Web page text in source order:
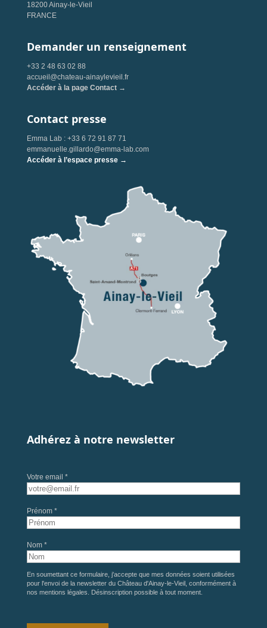
18200 Ainay-le-Vieil
FRANCE
Demander un renseignement
+33 2 48 63 02 88
accueil@chateau-ainaylevieil.fr
Accéder à la page Contact →
Contact presse
Emma Lab : +33 6 72 91 87 71
emmanuelle.gillardo@emma-lab.com
Accéder à l’espace presse →
Adhérez à notre newsletter
Votre email *
Prénom *
Nom *
En soumettant ce formulaire, j'accepte que mes données soient utilisées
pour l'envoi de la newsletter du Château d'Ainay-le-Vieil, conformément à
nos mentions légales . Désinscription possible à tout moment.